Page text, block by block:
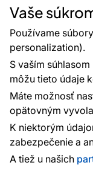
Vaše
Používame
personalization).
S vaším
môžu tieto údaje
Máte možnosť
opätovným
K niektorým
zabezpečenie a
A tiež u našich
Odstúpenie od
Postup pri
Vrátenie tovaru
Certifikácia CE
Plánovač tapiet
Platobné metódy: